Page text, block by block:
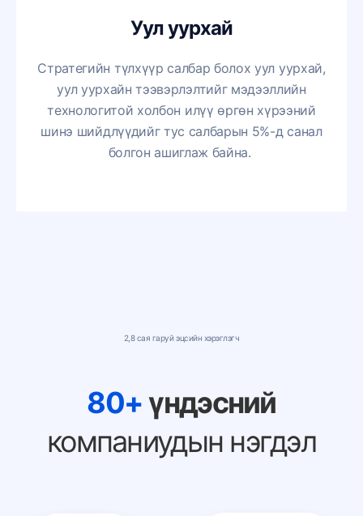
Уул уурхай
Стратегийн түлхүүр салбар болох уул уурхай,
уул уурхайн тээвэрлэлтийг мэдээллийн
технологитой холбон илүү өргөн хүрээний
шинэ шийдлүүдийг тус салбарын 5%-д санал
болгон ашиглаж байна.
2 8 сая гаруй эцсийн хэрэглэгч
80+үндэсний
компаниудын нэгдэл